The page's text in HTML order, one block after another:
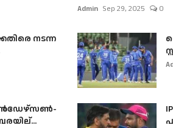
Admin Sep 29, 2025 0
നടന്ന
ആൻഡേഴ്സൺ-